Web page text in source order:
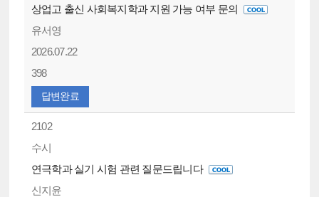
상업고 출신 사회복지학과 지원 가능 여부 문의
유서영
2026.07.22
398
답변완료
2102
수시
연극학과 실기 시험 관련 질문드립니다
신지윤